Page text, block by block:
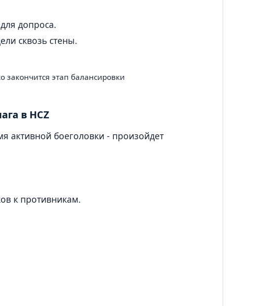
допроса.
сквозь стены.
этап балансировки
в HCZ
активной боеголовки - произойдет
к противникам.